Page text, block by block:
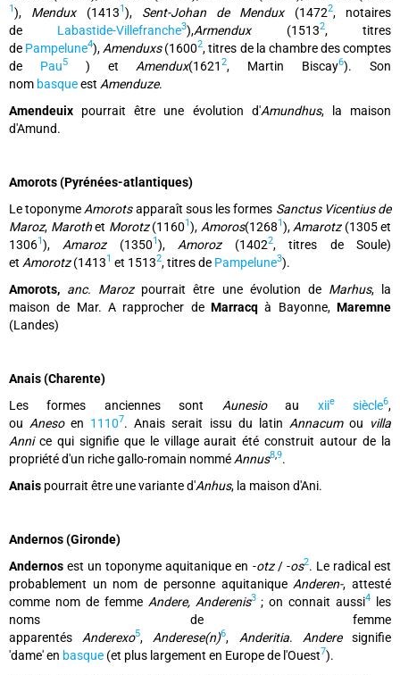
1), Mendux(14131), Sent-Johan de Mendux(14722, notaires
de Labastide-Villefranche3),Armendux(15132, titres
de Pampelune4), Amenduxs(16002, titres de la chambre des comptes
de Pau5) et Amendux(16212, Martin Biscay6). Son
nom basqueest Amenduze.
Amendeuix pourrait être une évolution d'Amundhus, la maison
d'Amund.
Amorots (Pyrénées-atlantiques)
Le toponyme Amorotsapparaît sous les formes Sanctus Vicentius de
Maroz, Marothet Morotz(11601), Amoros(12681), Amarotz(1305 et
13061), Amaroz(13501), Amoroz(14022, titres de Soule)
et Amorotz(14131 et 15132, titres de Pampelune3).
Amorots, anc. Maroz pourrait être une évolution de Marhus, la
maison de Mar. A rapprocher de Marracq à Bayonne, Maremne
(Landes)
Anais (Charente)
Les formes anciennes sont Aunesioau xiiesiècle6,
ou Anesoen 11107. Anais serait issu du latin Annacumou
villa
Annice qui signifie que le village aurait été construit autour de la
propriété d'un riche gallo-romain nommé Annus8,9.
Anais pourrait être une variante d'Anhus, la maison d'Ani.
Andernos (Gironde)
Andernos est un toponyme aquitanique en -otz/ -os2. Le radical est
probablement un nom de personne aquitanique Anderen-, attesté
comme nom de femme Andere, Anderenis3; on connait aussi4 les
noms de femme
apparentés Anderexo5, Anderese(n)6, Anderitia. Anderesignifie
'dame' en basque (et plus largement en Europe de l'Ouest7).